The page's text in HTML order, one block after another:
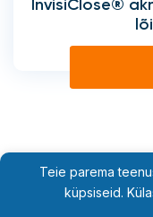
InvisiClose®
Teie parema
küpsiseid.